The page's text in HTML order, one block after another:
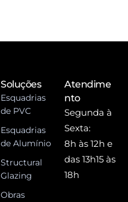
Soluções
Esquadrias
de PVC
Esquadrias
de Alumínio
Structural
Glazing
Obras
Atendime
nto
Segunda à
Sexta:
8h às 12h e
das 13h15 às
18h